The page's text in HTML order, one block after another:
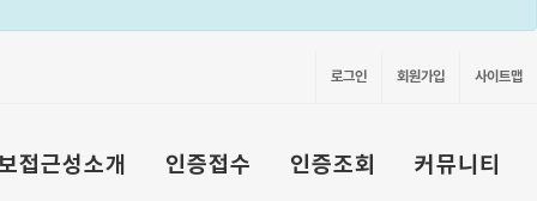
로그인 회원가입 사이트맵
접근성소개 인증접수 인증조회 커뮤니티